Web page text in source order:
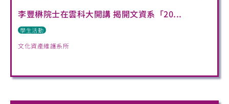
李豐楙院士在雲科大開講 揭開文資系「20...
學生活動
文化資產維護系所